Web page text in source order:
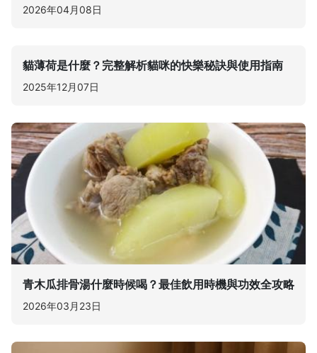
2026年04月08日
貓薄荷是什麼？完整解析貓咪的快樂秘訣與使用指南
2025年12月07日
青木瓜排骨湯什麼時候喝？最佳飲用時機與功效全攻略
2026年03月23日